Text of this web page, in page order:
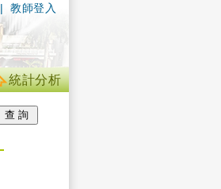
| 教師登入
統計分析